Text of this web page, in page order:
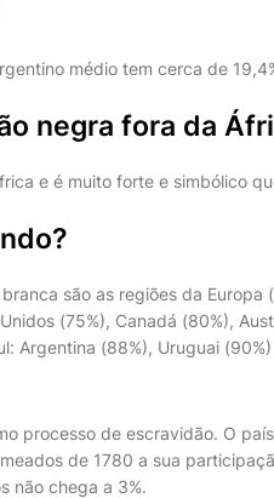
médio tem cerca de
negra fora da
e é muito forte e simbólico
são as regiões da Europa
(75%), Canadá (80%),
Argentina (88%), Uruguai (90%)
processo de escravidão. O
de 1780 a sua
não chega a 3%.